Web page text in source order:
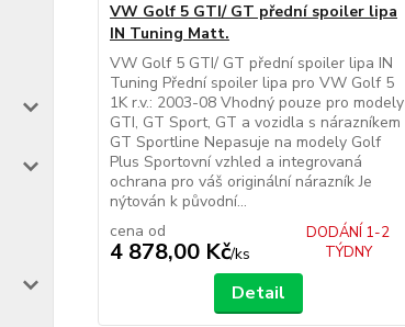
VW Golf 5 GTI/ GT přední spoiler lipa
IN Tuning Matt.
VW Golf 5 GTI/ GT přední spoiler lipa IN
Tuning Přední spoiler lipa pro VW Golf 5
1K r.v.: 2003-08 Vhodný pouze pro modely
GTI, GT Sport, GT a vozidla s nárazníkem
GT Sportline Nepasuje na modely Golf
Plus Sportovní vzhled a integrovaná
ochrana pro váš originální nárazník Je
nýtován k původní...
cena od
4 878,00 Kč/ks
DODÁNÍ 1-2
TÝDNY
Detail